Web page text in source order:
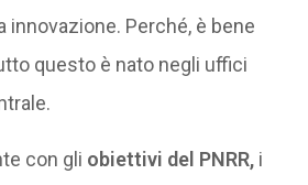
innovazione. Perché, è bene
questo è nato negli uffici
con gli obiettivi del PNRR,i